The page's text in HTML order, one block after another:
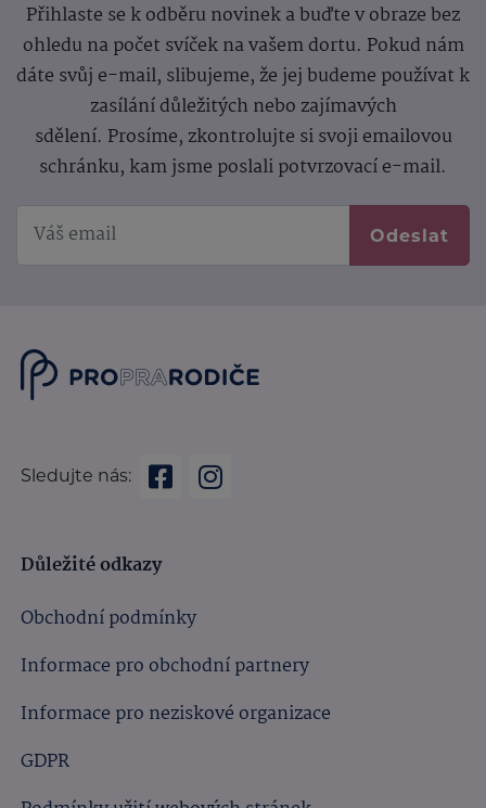
Přihlaste se k odběru novinek a buďte v obraze bez
ohledu na počet svíček na vašem dortu. Pokud nám
dáte svůj e-mail, slibujeme, že jej budeme používat k
zasílání důležitých nebo zajímavých
sdělení. Prosíme, zkontrolujte si svoji emailovou
schránku, kam jsme poslali potvrzovací e-mail.
Odeslat
Sledujte nás:
Důležité odkazy
Obchodní podmínky
Informace pro obchodní partnery
Informace pro neziskové organizace
GDPR